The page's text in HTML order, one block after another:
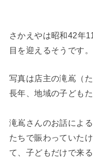
さかえやは昭和42年
目を迎えるそうです。
写真は店主の滝嶌（
長年、地域の子ども
滝嶌さんのお話によ
たちで賑わっていた
て、子どもだけで来